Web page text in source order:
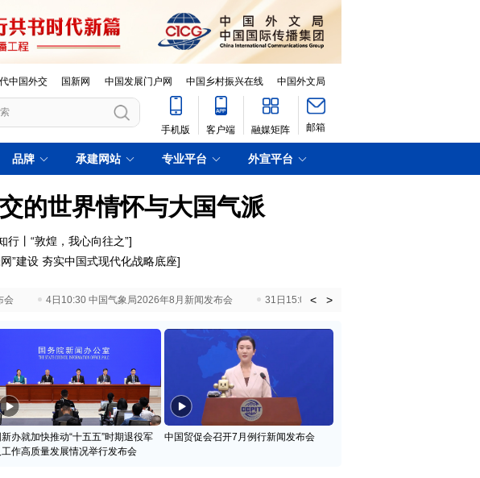
中国外交 国新网 中国发展门户网 中国乡村振兴在线 中国外文局
手机版 客户端 融媒矩阵 邮箱
品牌 承建网站 专业平台 外宣平台
的世界情怀与大国气派
行丨“敦煌，我心向往之”]
”建设 夯实中国式现代化战略底座]
会 4日10:30 中国气象局2026年8月新闻发布会 31日15:00 国新办就加快推动“十五五”时期退役
< >
新办就加快推动“十五五”时期退役军
工作高质量发展情况举行发布会
中国贸促会召开7月例行新闻发布会